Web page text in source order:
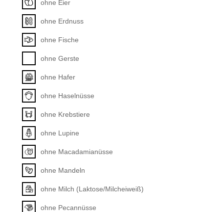
ohne Eier
ohne Erdnuss
ohne Fische
ohne Gerste
ohne Hafer
ohne Haselnüsse
ohne Krebstiere
ohne Lupine
ohne Macadamianüsse
ohne Mandeln
ohne Milch (Laktose/Milcheiweiß)
ohne Pecannüsse